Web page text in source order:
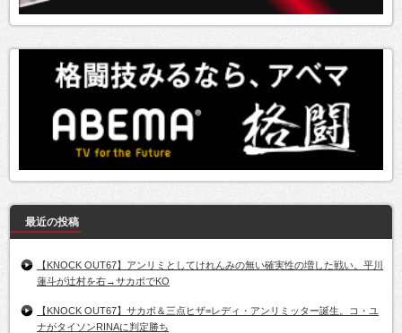
最近の投稿
【KNOCK OUT67】アンリミとしてけれんみの無い確実性の増した戦い。平川
蓮斗が辻村を右→サカボでKO
【KNOCK OUT67】サカボ＆三点ヒザ=レディ・アンリミッター誕生。コ・ユ
ナがタイソンRINAに判定勝ち